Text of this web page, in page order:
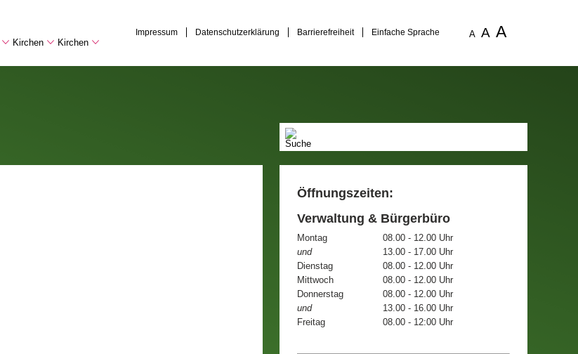
Kirchen Kirchen
Impressum Datenschutzerklärung Barrierefreiheit Einfache Sprache A A A
Öffnungszeiten:
Verwaltung & Bürgerbüro
Montag
08.00 - 12.00 Uhr
und
13.00 - 17.00 Uhr
Dienstag
08.00 - 12.00 Uhr
Mittwoch
08.00 - 12.00 Uhr
Donnerstag
08.00 - 12.00 Uhr
und
13.00 - 16.00 Uhr
Freitag
08.00 - 12:00 Uhr